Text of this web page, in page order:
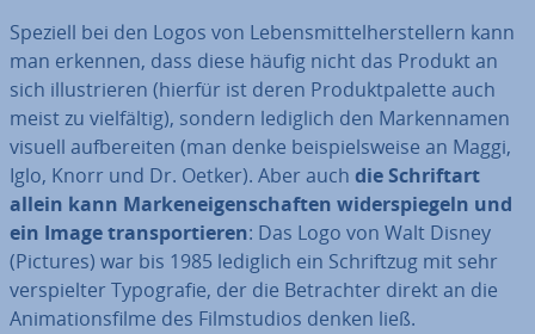
Speziell bei den Logos von Le­bens­mit­tel­her­stel­lern kann
man erkennen, dass diese häufig nicht das Produkt an
sich il­lus­trie­ren (hierfür ist deren Pro­dukt­pa­let­te auch
meist zu viel­fäl­tig), sondern lediglich den Mar­ken­na­men
visuell auf­be­rei­ten (man denke bei­spiels­wei­se an Maggi,
Iglo, Knorr und Dr. Oetker). Aber auch die Schrift­art
allein kann Mar­ken­ei­gen­schaf­ten wi­der­spie­geln und
ein Image trans­por­tie­ren: Das Logo von Walt Disney
(Pictures) war bis 1985 lediglich ein Schrift­zug mit sehr
ver­spiel­ter Ty­po­gra­fie, der die Be­trach­ter direkt an die
Ani­ma­ti­ons­fil­me des Film­stu­di­os denken ließ.